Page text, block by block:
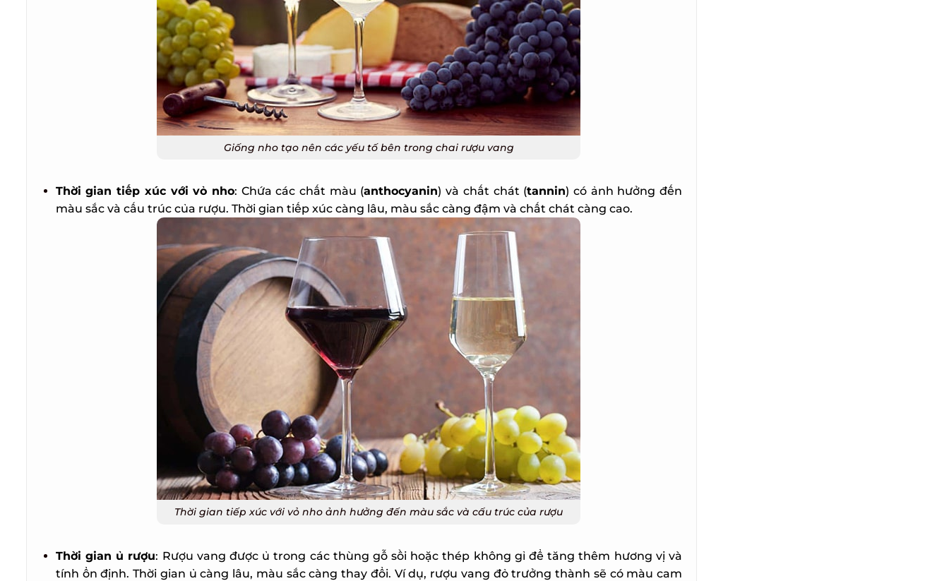
Giống nho tạo nên các yếu tố bên trong chai rượu vang
Thời gian tiếp xúc với vỏ nho: Chứa các chất màu ( anthocyanin) và chất chát ( tannin) có ảnh hưởng đến
màu sắc và cấu trúc của rượu. Thời gian tiếp xúc càng lâu, màu sắc càng đậm và chất chát càng cao.
Thời gian tiếp xúc với vỏ nho ảnh hưởng đến màu sắc và cấu trúc của rượu
Thời gian ủ rượu: Rượu vang được ủ trong các thùng gỗ sồi hoặc thép không gỉ để tăng thêm hương vị và
tính ổn định. Thời gian ủ càng lâu, màu sắc càng thay đổi. Ví dụ, rượu vang đỏ trưởng thành sẽ có màu cam